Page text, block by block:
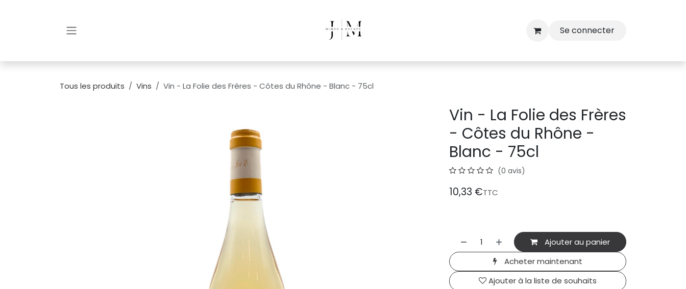
Se connecter
Tous les produits Vins Vin - La Folie des Frères - Côtes du Rhône - Blanc - 75cl
Vin - La Folie des Frères
- Côtes du Rhône -
Blanc - 75cl
(0 avis)
10,33 €TTC
Ajouter au panier
Acheter maintenant
Ajouter à la liste de souhaits